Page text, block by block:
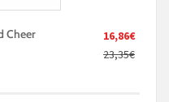
16,86€
23,35€
Cheer